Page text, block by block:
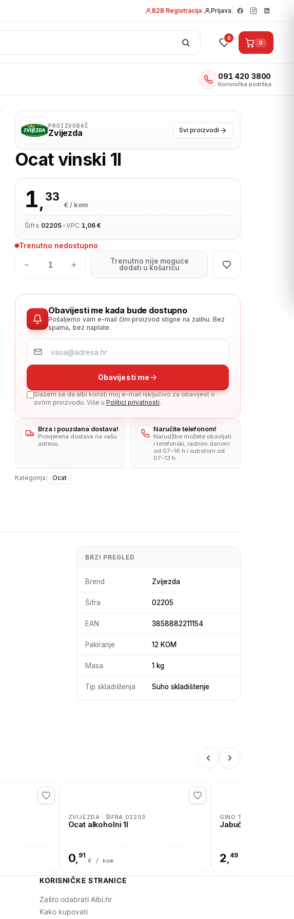
B2B Registracija Prijava
0
0
091 420 3800
Korisnička podrška
PROIZVOĐAČ
Zvijezda Svi proizvodi
Ocat vinski 1l
1,33
€ / kom
Šifra 02205 •VPC 1,06 €
Trenutno nedostupno
− +
Trenutno nije moguće
dodati u košaricu
Obavijesti me kada bude dostupno
Pošaljemo vam e-mail čim proizvod stigne na zalihu. Bez
spama, bez naplate.
Obavijesti me
Slažem se da albi koristi moj e-mail isključivo za obavijest o
ovom proizvodu. Više u Politici privatnosti.
Brza i pouzdana dostava!
Provjerena dostava na vašu
adresu.
Naručite telefonom!
Narudžbe možete obavljati
i telefonski, radnim danom
od 07–16 h i subotom od
07–13 h.
Kategorija: Ocat
BRZI PREGLED
Brend Zvijezda
Šifra 02205
EAN 3858882211154
Pakiranje 12 KOM
Masa 1 kg
Tip skladištenja Suho skladištenje
ZVIJEZDA · ŠIFRA 02203
Ocat alkoholni 1l
0, 91
€ / kom
GINO TOSCHI · ŠIFRA
Jabučni ocat 5%
2, 49
KORISNIČKE STRANICE
Zašto odabrati Albi.hr
Kako kupovati